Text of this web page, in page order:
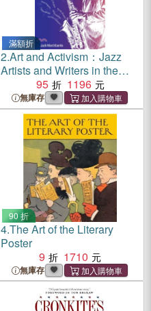
滿額折
2.Art and Activism：Jazz
Artists and Writers in the
Civil Rights Vanguard
95 1196
無庫存
90 折
4.The Art of the Literary
Poster
9
1710
無庫存